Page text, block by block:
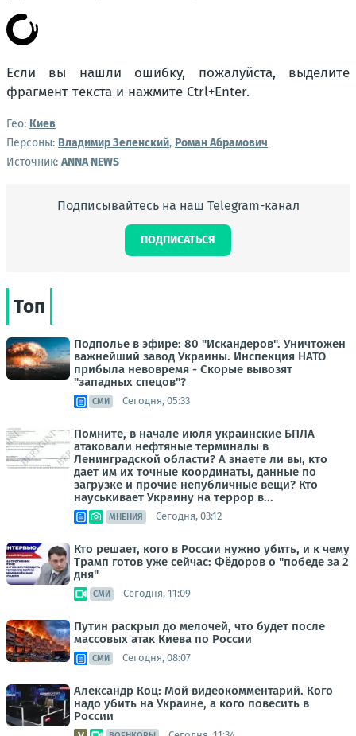
Если вы нашли ошибку, пожалуйста, выделите
фрагмент текста и нажмите Ctrl+Enter.
Гео: Киев
Персоны: Владимир Зеленский, Роман Абрамович
Источник: ANNA NEWS
Подписывайтесь на наш Telegram-канал
ПОДПИСАТЬСЯ
Топ
Подполье в эфире: 80 "Искандеров". Уничтожен
важнейший завод Украины. Инспекция НАТО
прибыла невовремя - Скорые вывозят
"западных спецов"?
СМИ Сегодня, 05:33
Помните, в начале июля украинские БПЛА
атаковали нефтяные терминалы в
Ленинградской области? А знаете ли вы, кто
дает им их точные координаты, данные по
загрузке и прочие непубличные вещи? Кто
науськивает Украину на террор в...
МНЕНИЯ Сегодня, 03:12
Кто решает, кого в России нужно убить, и к чему
Трамп готов уже сейчас: Фёдоров о "победе за 2
дня"
СМИ Сегодня, 11:09
Путин раскрыл до мелочей, что будет после
массовых атак Киева по России
СМИ Сегодня, 08:07
Александр Коц: Мой видеокомментарий. Кого
надо убить на Украине, а кого повесить в
России